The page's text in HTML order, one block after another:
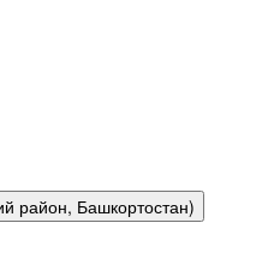
район, Башкортостан)